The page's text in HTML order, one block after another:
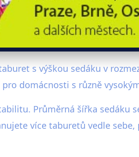
s výškou sedáku v
domácnosti s různě
Průměrná šířka sedáku
více taburetů vedle